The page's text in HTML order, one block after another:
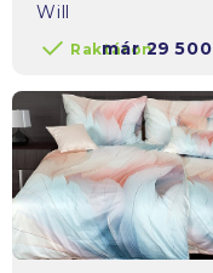
Will
Raktáron
már29 500